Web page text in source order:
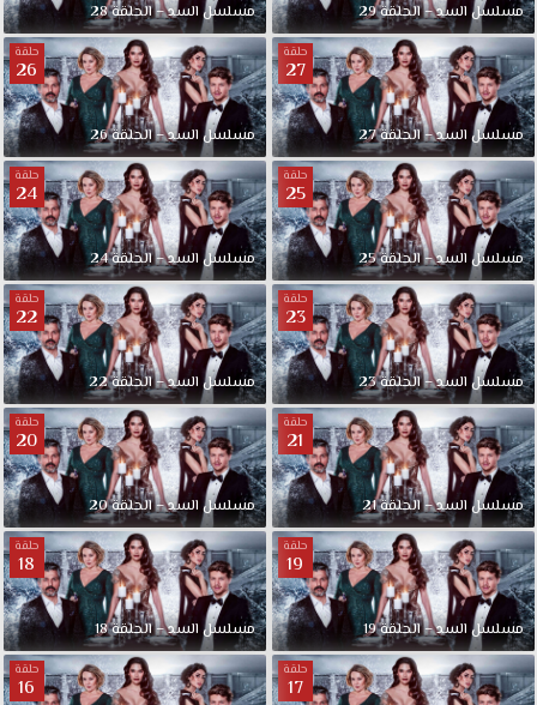
مسلسل السد – الحلقة 29 مسلسل السد – الحلقة 28
حلقة
27
مسلسل السد – الحلقة 27
حلقة
26
مسلسل السد – الحلقة 26
حلقة
25
مسلسل السد – الحلقة 25
حلقة
24
مسلسل السد – الحلقة 24
حلقة
23
مسلسل السد – الحلقة 23
حلقة
22
مسلسل السد – الحلقة 22
حلقة
21
مسلسل السد – الحلقة 21
حلقة
20
مسلسل السد – الحلقة 20
حلقة
19
مسلسل السد – الحلقة 19
حلقة
18
مسلسل السد – الحلقة 18
حلقة
17
حلقة
16